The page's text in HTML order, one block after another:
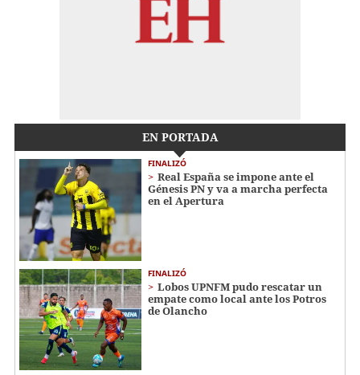
EN PORTADA
FINALIZÓ
Real España se impone ante el
Génesis PN y va a marcha perfecta
en el Apertura
FINALIZÓ
Lobos UPNFM pudo rescatar un
empate como local ante los Potros
de Olancho